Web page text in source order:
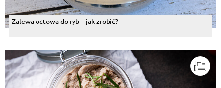
Zalewa octowa do ryb – jak zrobić?